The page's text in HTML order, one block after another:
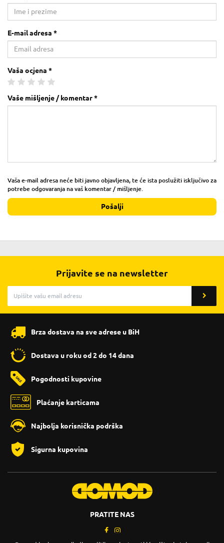
E-mail adresa *
Vaša ocjena *
Vaše mišljenje / komentar *
Vaša e-mail adresa neće biti javno objavljena, te će ista poslužiti isključivo za
potrebe odgovaranja na vaš komentar / mišljenje.
Pošalji
Prijavite se na newsletter
Brza dostava na sve adrese u BiH
Dostava u roku od 2 do 14 dana
Pogodnosti kupovine
Plaćanje karticama
Najbolja korisnička podrška
Sigurna kupovina
PRATITE NAS